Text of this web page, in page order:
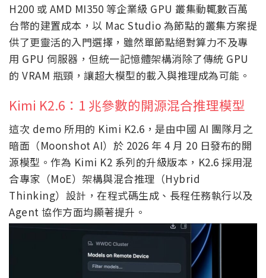
H200 或 AMD MI350 等企業級 GPU 叢集動輒數百萬
台幣的建置成本，以 Mac Studio 為節點的叢集方案提
供了更靈活的入門選擇，雖然單節點絕對算力不及專
用 GPU 伺服器，但統一記憶體架構消除了傳統 GPU
的 VRAM 瓶頸，讓超大模型的載入與推理成為可能。
Kimi K2.6：1 兆參數的開源混合推理模型
這次 demo 所用的 Kimi K2.6，是由中國 AI 團隊月之
暗面（Moonshot AI）於 2026 年 4 月 20 日發布的開
源模型。作為 Kimi K2 系列的升級版本，K2.6 採用混
合專家（MoE）架構與混合推理（Hybrid
Thinking）設計，在程式碼生成、長程任務執行以及
Agent 協作方面均顯著提升。